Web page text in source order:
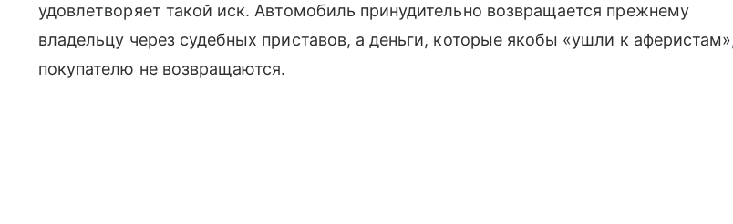
удовлетворяет такой иск. Автомобиль принудительно возвращается прежнему
владельцу через судебных приставов, а деньги, которые якобы «ушли к
покупателю не возвращаются.